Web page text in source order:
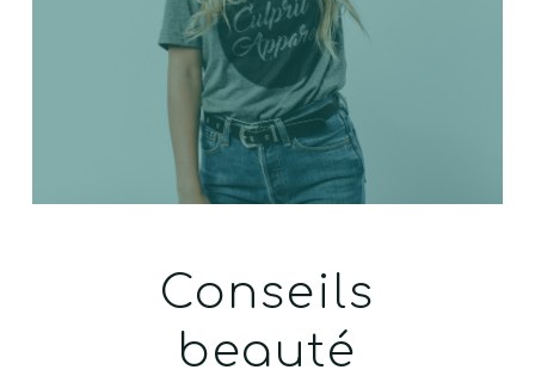
Conseils
beauté